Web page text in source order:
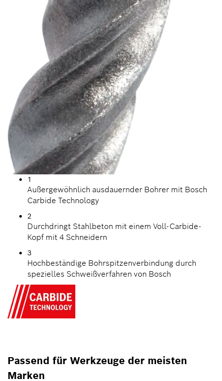
1
Außergewöhnlich ausdauernder Bohrer mit Bosch
Carbide Technology
2
Durchdringt Stahlbeton mit einem Voll-Carbide-
Kopf mit 4 Schneidern
3
Hochbeständige Bohrspitzenverbindung durch
spezielles Schweißverfahren von Bosch
Passend für Werkzeuge der meisten
Marken